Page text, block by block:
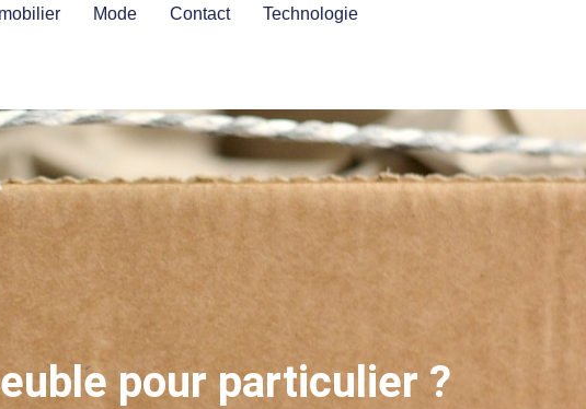
Mode Contact Technologie
pour particulier ?